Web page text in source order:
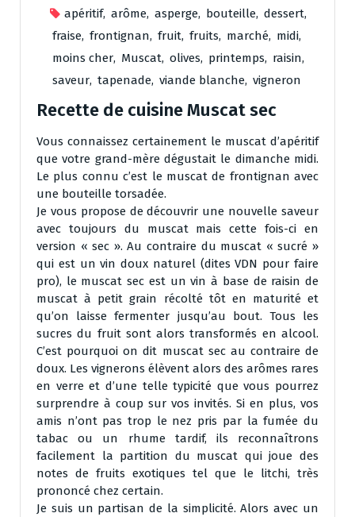
apéritif, arôme, asperge, bouteille, dessert,
fraise, frontignan, fruit, fruits, marché, midi,
moins cher, Muscat, olives, printemps, raisin,
saveur, tapenade, viande blanche, vigneron
Recette de cuisine Muscat sec
Vous connaissez certainement le muscat d’apéritif
que votre grand-mère dégustait le dimanche midi.
Le plus connu c’est le muscat de frontignan avec
une bouteille torsadée.
Je vous propose de découvrir une nouvelle saveur
avec toujours du muscat mais cette fois-ci en
version « sec ». Au contraire du muscat « sucré »
qui est un vin doux naturel (dites VDN pour faire
pro), le muscat sec est un vin à base de raisin de
muscat à petit grain récolté tôt en maturité et
qu’on laisse fermenter jusqu’au bout. Tous les
sucres du fruit sont alors transformés en alcool.
C’est pourquoi on dit muscat sec au contraire de
doux. Les vignerons élèvent alors des arômes rares
en verre et d’une telle typicité que vous pourrez
surprendre à coup sur vos invités. Si en plus, vos
amis n’ont pas trop le nez pris par la fumée du
tabac ou un rhume tardif, ils reconnaîtrons
facilement la partition du muscat qui joue des
notes de fruits exotiques tel que le litchi, très
prononcé chez certain.
Je suis un partisan de la simplicité. Alors avec un